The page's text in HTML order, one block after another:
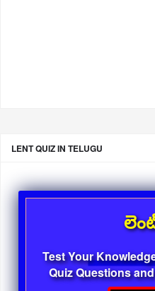
LENT QUIZ IN TELUGU
Test Your
Quiz Questions